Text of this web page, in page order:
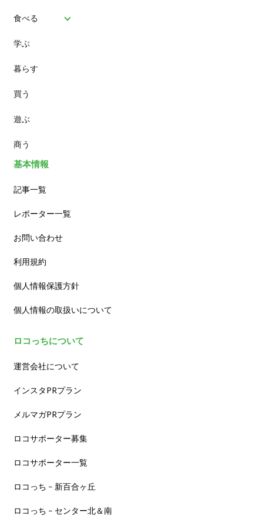
食べる
パン
スイーツ
ランチ
カフェ
学ぶ
暮らす
買う
遊ぶ
商う
基本情報
記事一覧
レポーター一覧
お問い合わせ
利用規約
個人情報保護方針
個人情報の取扱いについて
ロコっちについて
運営会社について
インスタPRプラン
メルマガPRプラン
ロコサポーター募集
ロコサポーター一覧
ロコっち – 新百合ヶ丘
ロコっち – センター北＆南